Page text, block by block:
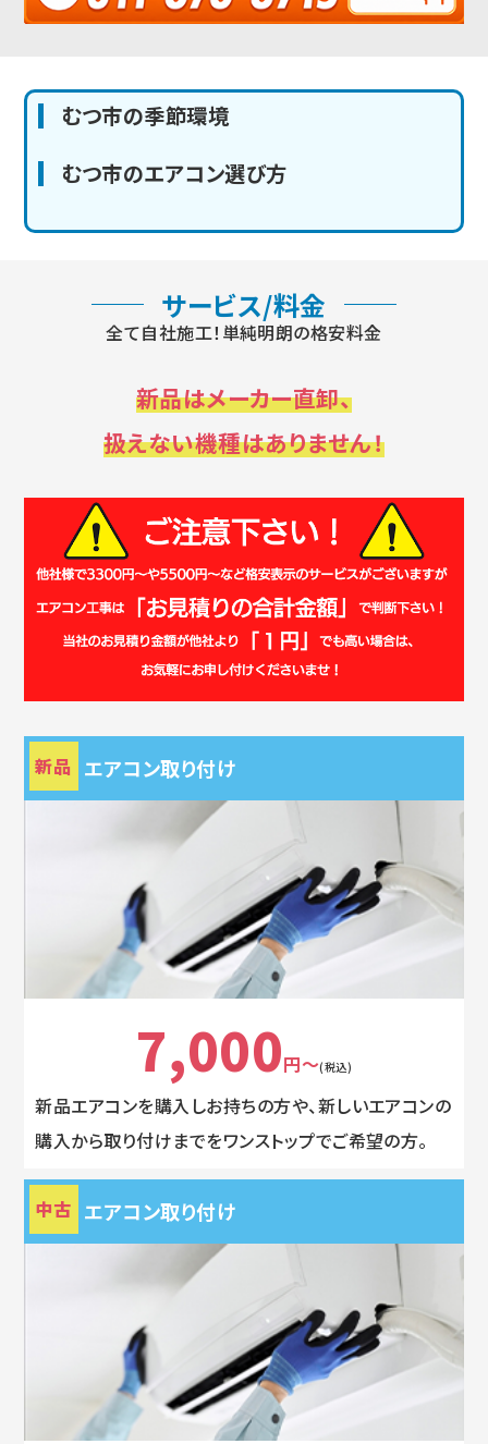
むつ市の季節環境
むつ市のエアコン選び方
サービス/料金
全て自社施工！単純明朗の格安料金
新品はメーカー直卸、
扱えない機種はありません！
新品 エアコン取り付け
7,000円～(税込)
新品エアコンを購入しお持ちの方や、新しいエアコンの
購入から取り付けまでをワンストップでご希望の方。
中古 エアコン取り付け